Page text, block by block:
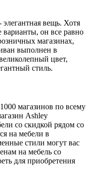
вещь. Хотя
он все равно
магазинах,
выполнен в
цвет,
стиль.
магазинов по всему
Ashley
со скидкой рядом со
на мебели в
стили могут вас
на мебель со
для приобретения